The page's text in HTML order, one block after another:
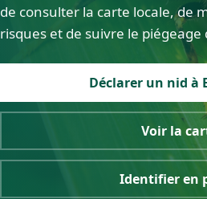
de consulter la carte locale, de
risques et de suivre le
Déclarer un nid à
Voir la
Identifier en